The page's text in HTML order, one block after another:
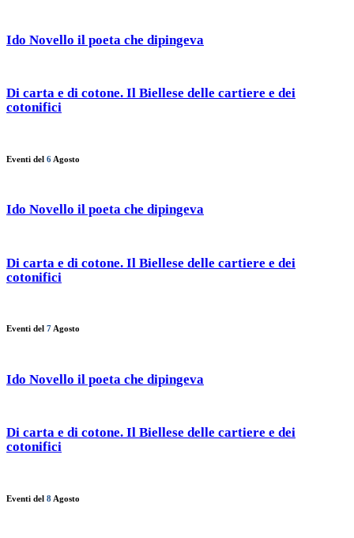
Ido Novello il poeta che dipingeva
Di carta e di cotone. Il Biellese delle cartiere e dei
cotonifici
Eventi del 6 Agosto
Ido Novello il poeta che dipingeva
Di carta e di cotone. Il Biellese delle cartiere e dei
cotonifici
Eventi del 7 Agosto
Ido Novello il poeta che dipingeva
Di carta e di cotone. Il Biellese delle cartiere e dei
cotonifici
Eventi del 8 Agosto